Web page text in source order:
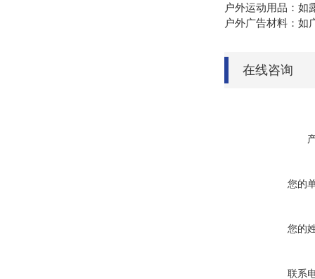
户外运动用品：如
户外广告材料：如
在线咨询
您的
您的
联系